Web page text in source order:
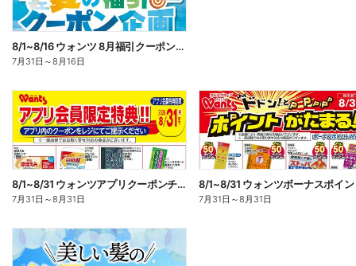
8/1~8/16 ウォンツ 8月福引クーポン企画
7月31日 ～8月16日
8/1~8/31 ウォンツアプリクーポンチラシ
7月31日 ～8月31日 7月31日 ～8月31日